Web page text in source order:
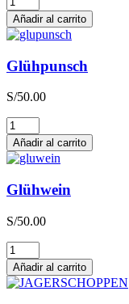
Zero
Chardonnay
cantidad
Añadir al carrito
Glühpunsch
S/50.00
Glühpunsch
cantidad
Añadir al carrito
Glühwein
S/50.00
Glühwein
cantidad
Añadir al carrito